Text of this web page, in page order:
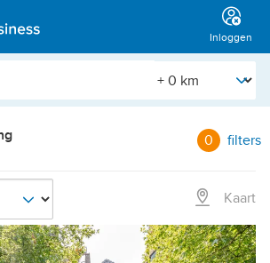
Inloggen
[Straal]
0 filters
Kaart